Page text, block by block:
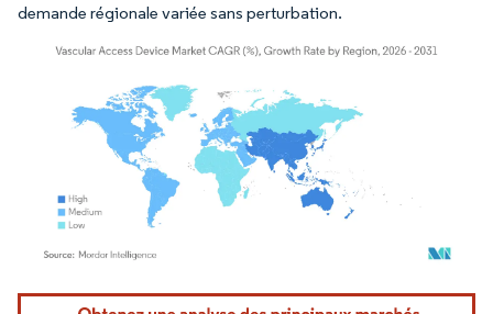
demande régionale variée sans perturbation.
Image © Mordor Intelligence. La réutilisation nécessite une attribution sous CC BY